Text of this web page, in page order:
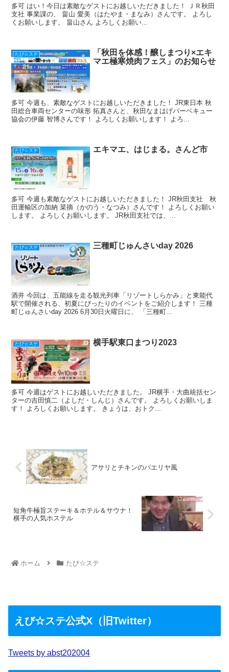
多可 はい！今日は素敵なゲストにお越しいただきました！ ＪＲ秋田
支社 事業課の、 畠山 愛美（はたやま・まなみ）さんです。 よろし
くお願いします。 畠山さん よろしくお願い...
たび☆ステ
「秋田を体感！醸しまつり×エキ
マエ極寒焼肉フェス」のお知らせ
多可 今週も、素敵なゲストにお越しいただきました！ JR東日本 秋
田総合車両センターの味形 拓真さんと、秋田なまはげバーベキュー
協会の伊藤 智博さんです！ よろしくお願いします！ よろ...
たび☆ステ エキマエ、はじまる。さんど市
多可 今週も素敵なゲストにお越しいただきました！ JR秋田支社 秋
田運輸区の加納 菜摘（かのう・なつみ）さんです！ よろしくお願い
します。 よろしくお願いします。 JR秋田支社では、...
たび☆ステ 三種町じゅんさいday 2026
酒井 今回は、五能線を走る観光列車「リゾートしらかみ」と東能代
駅で開催される、初夏にぴったりのイベントをご紹介します！ 三種
町じゅんさいday 2026 6月30日火曜日に、 「三種町...
たび☆ステ 横手駅東口まつり2023
多可 今週はゲストにお越しいただきました。 JR横手・大曲統括セン
ターの吉田慎二（よしだ・しんじ）さんです。 よろしくお願いしま
す！ よろしくお願いします。 きょうは、おトク...
アサリとチキンのパエリヤ風
短角牛極旨ステーキ＆ホテル＆サウナ！
横手の人気ホステル
ホーム たび☆ステ
えび☆ステ公式X（旧Twitter）
Tweets by abst202004